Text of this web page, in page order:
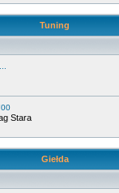
Tuning
Stara
Giełda